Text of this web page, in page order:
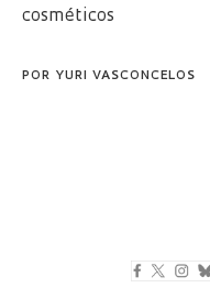
cosméticos
POR YURI VASCONCELOS